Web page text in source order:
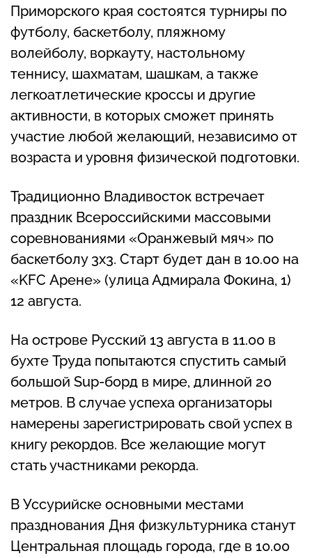
Приморского края состоятся турниры по
футболу, баскетболу, пляжному
волейболу, воркауту, настольному
теннису, шахматам, шашкам, а также
легкоатлетические кроссы и другие
активности, в которых сможет принять
участие любой желающий, независимо от
возраста и уровня физической подготовки.
Традиционно Владивосток встречает
праздник Всероссийскими массовыми
соревнованиями «Оранжевый мяч» по
баскетболу 3х3. Старт будет дан в 10.00 на
«KFC Арене» (улица Адмирала Фокина, 1)
12 августа.
На острове Русский 13 августа в 11.00 в
бухте Труда попытаются спустить самый
большой Sup-борд в мире, длинной 20
метров. В случае успеха организаторы
намерены зарегистрировать свой успех в
книгу рекордов. Все желающие могут
стать участниками рекорда.
В Уссурийске основными местами
празднования Дня физкультурника станут
Центральная площадь города, где в 10.00